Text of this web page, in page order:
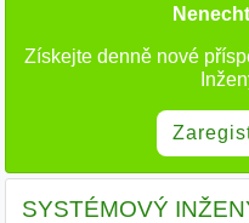
Získejte denně nové
SYSTÉMOVÝ